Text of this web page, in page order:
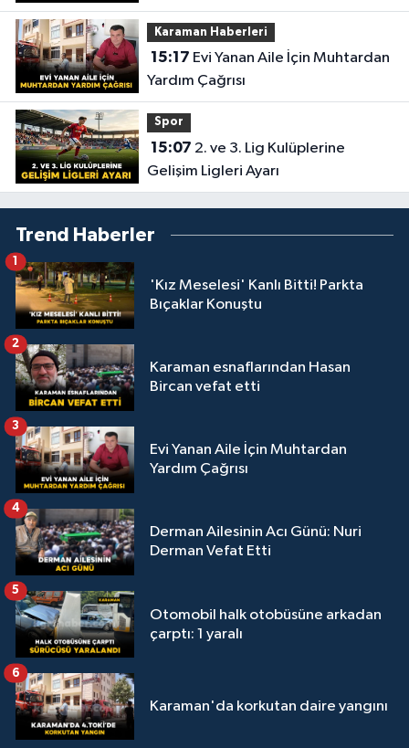
Karaman Haberleri
15:17
Yardım Çağrısı
Spor
15:07
Gelişim Ligleri Ayarı
Trend Haberler
'Kız Meselesi' Kanlı Bitti! Parkta
Bıçaklar Konuştu
1
Karaman esnaflarından Hasan
Bircan vefat etti
2
Evi Yanan Aile İçin Muhtardan
Yardım Çağrısı
3
Derman Ailesinin Acı Günü: Nuri
Derman Vefat Etti
4
Otomobil halk otobüsüne arkadan
çarptı: 1 yaralı
5
Karaman'da korkutan daire yangını
6